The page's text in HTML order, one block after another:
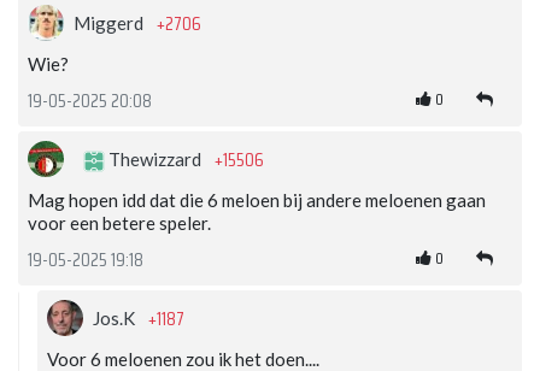
Miggerd +2706
Wie?
19-05-2025 20:08 0
Thewizzard +15506
Mag hopen idd dat die 6 meloen bij andere meloenen gaan
voor een betere speler.
19-05-2025 19:18 0
Jos.K +1187
Voor 6 meloenen zou ik het doen....